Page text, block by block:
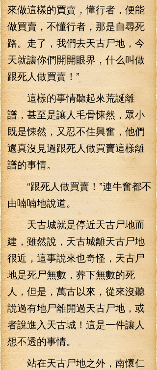
來做這樣的買賣，懂行者，便能
做買賣，不懂行者，那是自尋死
路。走了，我們去天古尸地，今
天就讓你們開開眼界，什么叫做
跟死人做買賣！”
這樣的事情聽起來荒誕離
譜，甚至是讓人毛骨悚然，眾小
既是悚然，又忍不住興奮，他們
還真沒見過跟死人做買賣這樣離
譜的事情。
“跟死人做買賣！”連牛奮都不
由喃喃地說道。
天古城就是停近天古尸地而
建，雖然說，天古城離天古尸地
很近，這事說來也奇怪，天古尸
地是死尸無數，葬下無數的死
人，但是，萬古以來，從來沒聽
說過有地尸離開過天古尸地，或
者說進入天古城！這是一件讓人
想不透的事情。
站在天古尸地之外，南懷仁